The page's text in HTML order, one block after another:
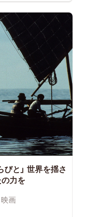
と」 世界を揺さ
の力を
映画